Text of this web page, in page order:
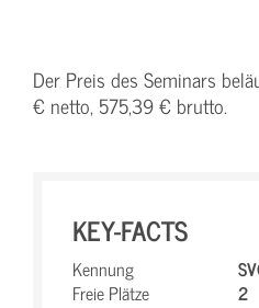
Der Preis des Seminars
€ netto, 575,39 € brutto.
KEY-FACTS
Kennung
Freie Plätze
2